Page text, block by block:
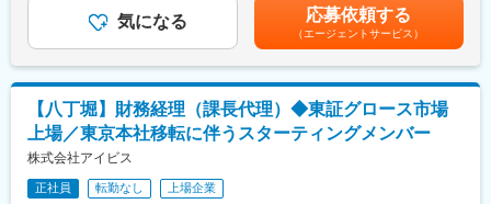
策定支援やKPI管理など、経営企画的な役割へと業務範囲を広げて
いくことが期待されています。
■当社について
・AIを作るには大量のデータが必要ですが、ネット上の画像を勝
手に使うと著作権トラブルになります。そこで、傘下のアマナイ
メージズが持つ2.4億点以上の画像・動画を、AI学習用に正しく
「権利処理」して販売しています。
・経済産業省のAI開発プロジェクト「GENIAC」にも採択されて
おり、「日本発の生成AI」を作るための基盤データを供給してい
・業務改善および提案
■働き方：
・部内の平均残業時間は月20時間程度で、ある程度個人によって
業務をコントロールできる環境です。
・フレックスタイムや在宅勤務も積極的に活用されており、メリ
手当＞有＜給与補足＞※上記想定年収には、年2回の業績賞与（会
社業績および個人評価により支給）を含みます。賃金はあくまで
も目安の金額であり、選考を通じて上下する可能性があります。
月給(月額)は固定手当を含めた表記です。
気になる 応募依頼する
（エージェントサービス）
【八丁堀】財務経理（課長代理）◆東証グロース市場
上場／東京本社移転に伴うスターティングメンバー
株式会社アイビス
正社員 転勤なし 上場企業